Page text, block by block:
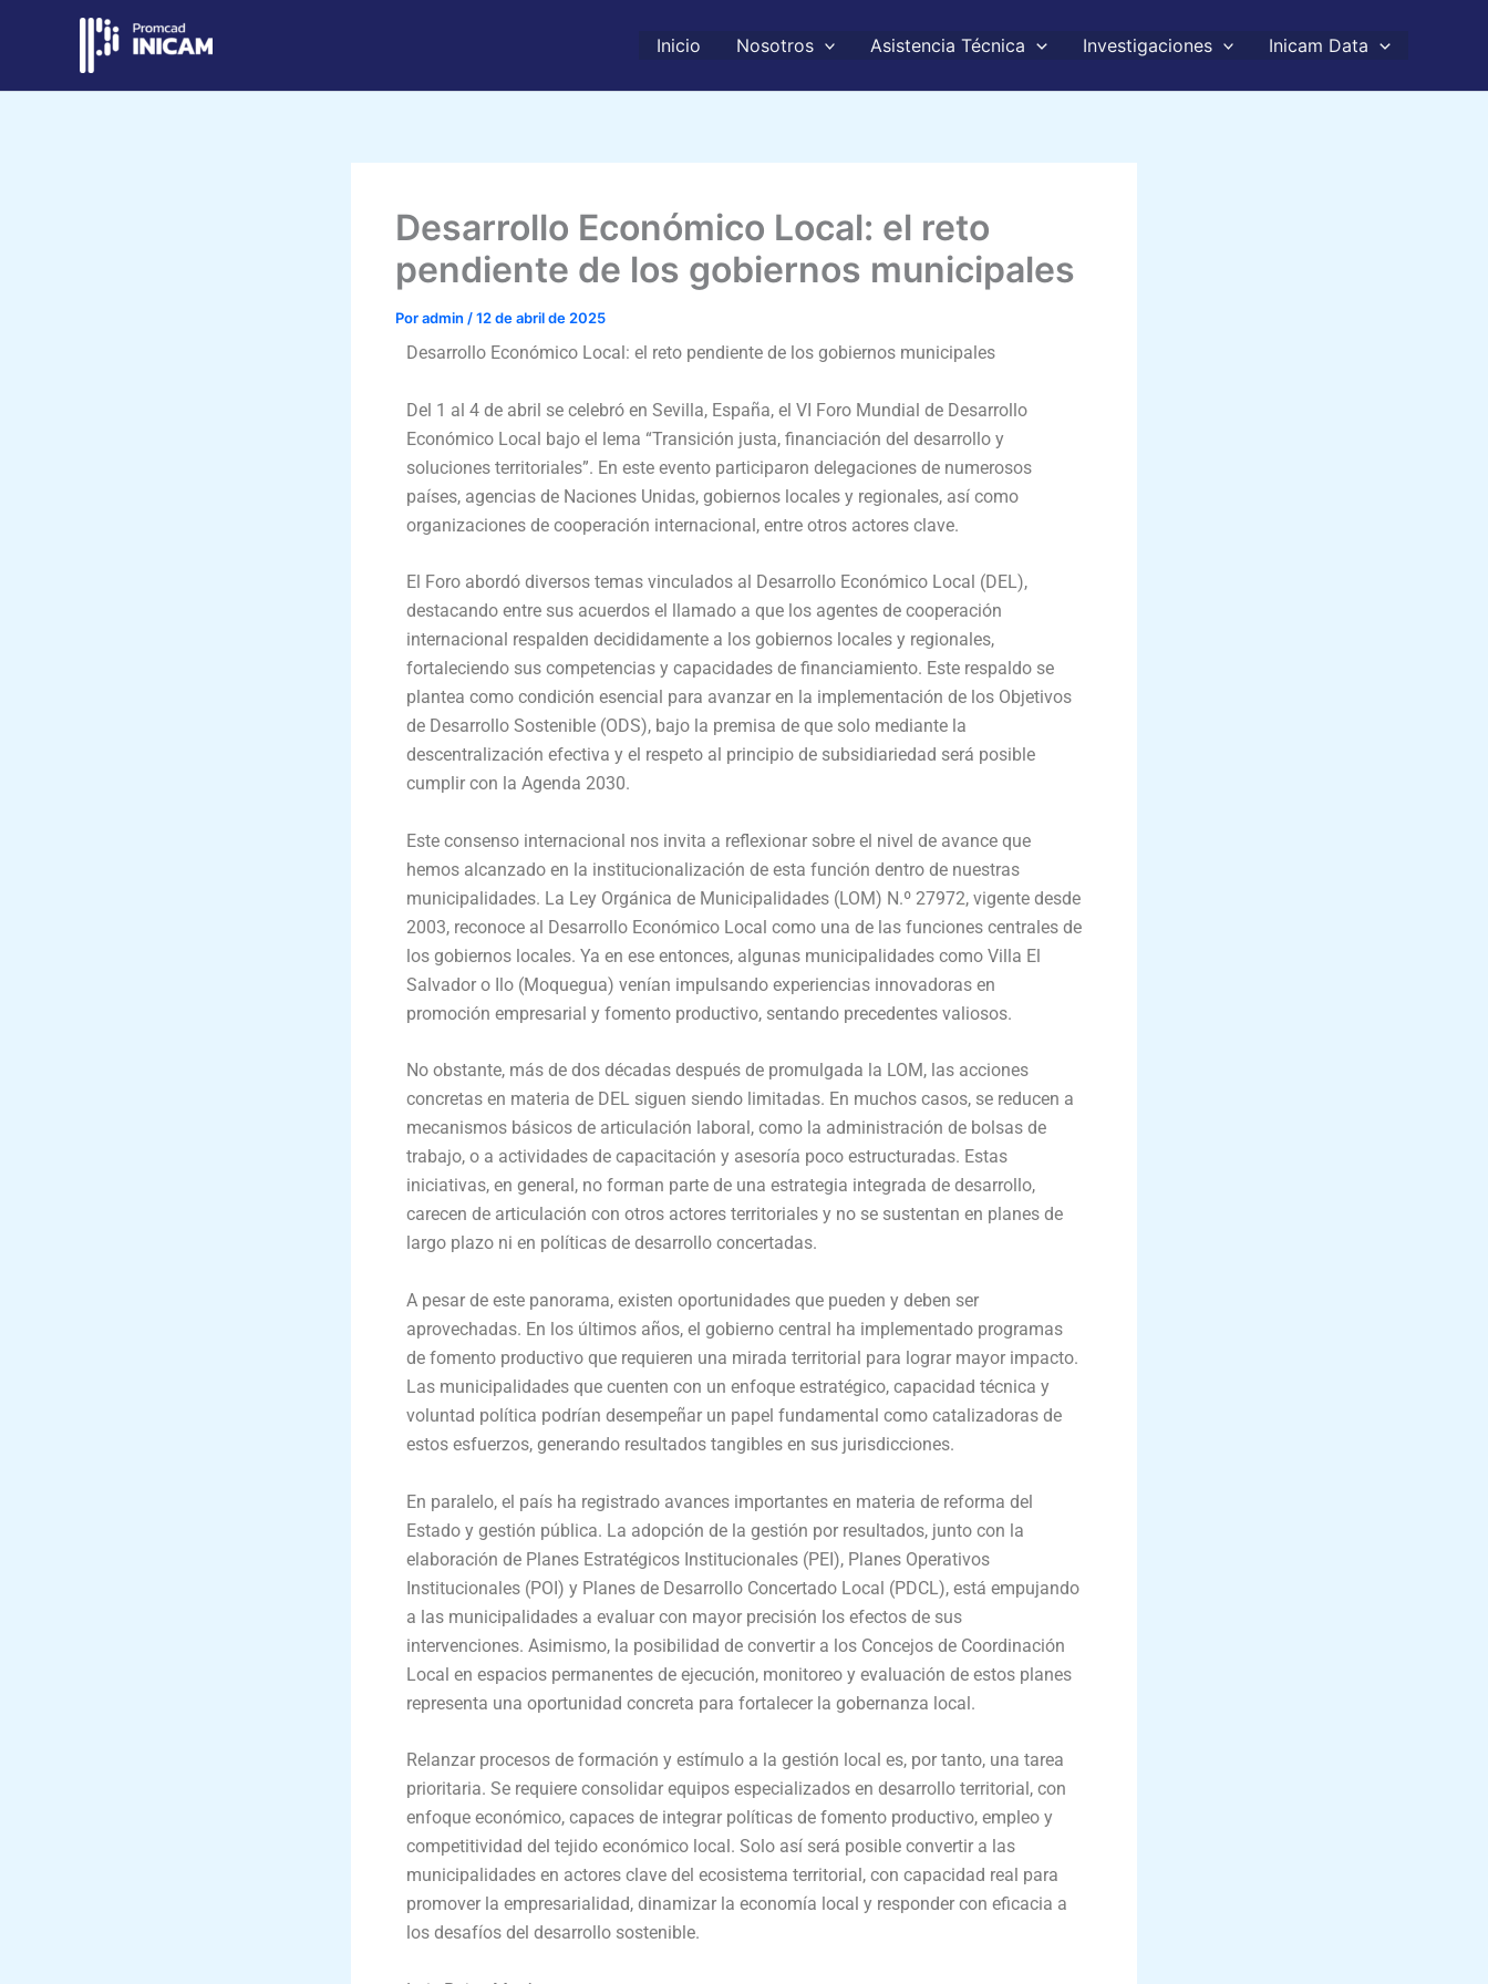
contenido
Inicio Nosotros Asistencia Técnica Investigaciones Inicam Data
Desarrollo Económico Local: el reto
pendiente de los gobiernos municipales
Poradmin /12 de abril de 2025
Desarrollo Económico Local: el reto pendiente de los gobiernos municipales
Del 1 al 4 de abril se celebró en Sevilla, España, el VI Foro Mundial de Desarrollo
Económico Local bajo el lema “Transición justa, financiación del desarrollo y
soluciones territoriales”. En este evento participaron delegaciones de numerosos
países, agencias de Naciones Unidas, gobiernos locales y regionales, así como
organizaciones de cooperación internacional, entre otros actores clave.
El Foro abordó diversos temas vinculados al Desarrollo Económico Local (DEL),
destacando entre sus acuerdos el llamado a que los agentes de cooperación
internacional respalden decididamente a los gobiernos locales y regionales,
fortaleciendo sus competencias y capacidades de financiamiento. Este respaldo se
plantea como condición esencial para avanzar en la implementación de los Objetivos
de Desarrollo Sostenible (ODS), bajo la premisa de que solo mediante la
descentralización efectiva y el respeto al principio de subsidiariedad será posible
cumplir con la Agenda 2030.
Este consenso internacional nos invita a reflexionar sobre el nivel de avance que
hemos alcanzado en la institucionalización de esta función dentro de nuestras
municipalidades. La Ley Orgánica de Municipalidades (LOM) N.º 27972, vigente desde
2003, reconoce al Desarrollo Económico Local como una de las funciones centrales de
los gobiernos locales. Ya en ese entonces, algunas municipalidades como Villa El
Salvador o Ilo (Moquegua) venían impulsando experiencias innovadoras en
promoción empresarial y fomento productivo, sentando precedentes valiosos.
No obstante, más de dos décadas después de promulgada la LOM, las acciones
concretas en materia de DEL siguen siendo limitadas. En muchos casos, se reducen a
mecanismos básicos de articulación laboral, como la administración de bolsas de
trabajo, o a actividades de capacitación y asesoría poco estructuradas. Estas
iniciativas, en general, no forman parte de una estrategia integrada de desarrollo,
carecen de articulación con otros actores territoriales y no se sustentan en planes de
largo plazo ni en políticas de desarrollo concertadas.
A pesar de este panorama, existen oportunidades que pueden y deben ser
aprovechadas. En los últimos años, el gobierno central ha implementado programas
de fomento productivo que requieren una mirada territorial para lograr mayor impacto.
Las municipalidades que cuenten con un enfoque estratégico, capacidad técnica y
voluntad política podrían desempeñar un papel fundamental como catalizadoras de
estos esfuerzos, generando resultados tangibles en sus jurisdicciones.
En paralelo, el país ha registrado avances importantes en materia de reforma del
Estado y gestión pública. La adopción de la gestión por resultados, junto con la
elaboración de Planes Estratégicos Institucionales (PEI), Planes Operativos
Institucionales (POI) y Planes de Desarrollo Concertado Local (PDCL), está empujando
a las municipalidades a evaluar con mayor precisión los efectos de sus
intervenciones. Asimismo, la posibilidad de convertir a los Concejos de Coordinación
Local en espacios permanentes de ejecución, monitoreo y evaluación de estos planes
representa una oportunidad concreta para fortalecer la gobernanza local.
Relanzar procesos de formación y estímulo a la gestión local es, por tanto, una tarea
prioritaria. Se requiere consolidar equipos especializados en desarrollo territorial, con
enfoque económico, capaces de integrar políticas de fomento productivo, empleo y
competitividad del tejido económico local. Solo así será posible convertir a las
municipalidades en actores clave del ecosistema territorial, con capacidad real para
promover la empresarialidad, dinamizar la economía local y responder con eficacia a
los desafíos del desarrollo sostenible.